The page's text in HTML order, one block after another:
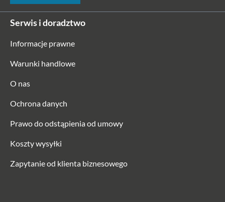
Serwis i doradztwo
Informacje prawne
Warunki handlowe
O nas
Ochrona danych
Prawo do odstąpienia od umowy
Koszty wysyłki
Zapytanie od klienta biznesowego